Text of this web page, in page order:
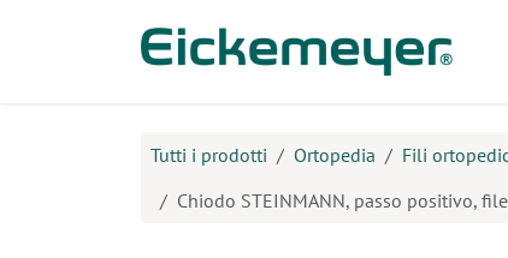
Tutti i prodotti Ortopedia
Fili
Chiodo STEINMANN, passo positivo,